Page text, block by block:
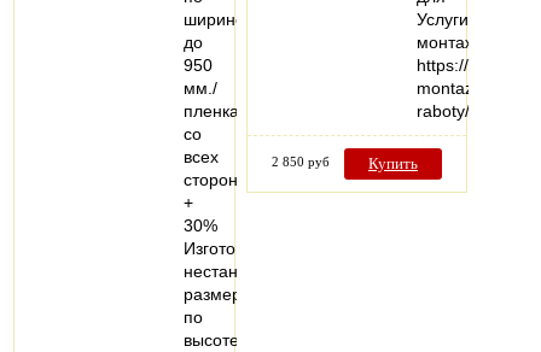
ширине
до
950
мм./
пленка
со
всех
сторон
+
30%
Изготовление
нестандартных
размеров
по
высоте…
Услуги
монтажа:
https://
montazhnye-
raboty/
2 850 руб Купить